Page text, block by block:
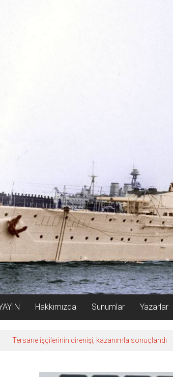
Hakkımızda Sunumlar Yazarlar
Tersane işçilerinin direnişi, kazanımla sonuçlandı